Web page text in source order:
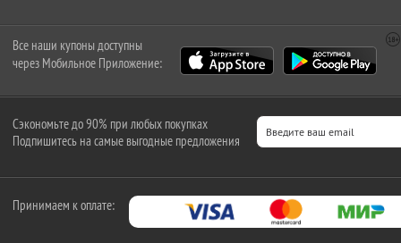
Все наши купоны доступны
через Мобильное Приложение:
Сэкономьте до 90% при любых покупках
Подпишитесь на самые выгодные предложения
Принимаем к оплате: